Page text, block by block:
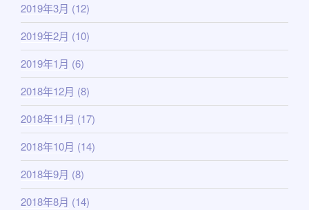
2019年3月 (12)
2019年2月 (10)
2019年1月 (6)
2018年12月 (8)
2018年11月 (17)
2018年10月 (14)
2018年9月 (8)
2018年8月 (14)